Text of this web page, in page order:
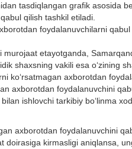
tasdiqlangan grafik asosida
qilish tashkil etiladi.
foydalanuvchilarni
etayotganda,
shaxsning vakili esa о‘zining
kо‘rsatmagan axborotdan
axborotdan foydalanuvchini
ishlovchi tarkibiy bо‘linma
axborotdan foydalanuvchini
kirmasligi aniqlansa,